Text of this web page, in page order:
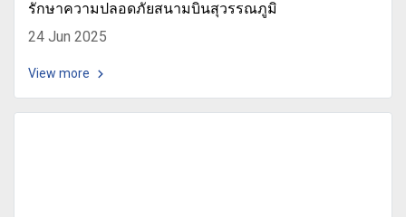
รักษาความปลอดภัยสนามบินสุวรรณภูมิ
24 Jun 2025
View more